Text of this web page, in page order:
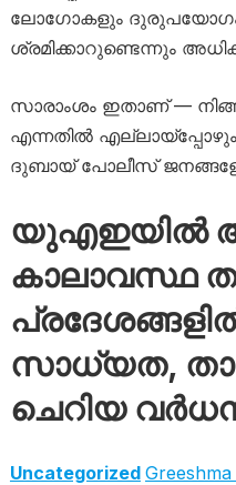
ലോഗോകളും ദുരുപയോഗം
ശ്രമിക്കാറുണ്ടെന്നും
സാരാംശം ഇതാണ് —
എന്നതിൽ എല്ലായ്പ്പോഴും
ദുബായ് പോലീസ് ജനങ്ങളോട്
യുഎഇയിൽ
കാലാവസ്ഥ
സാധ്യത,
ചെറിയ
Uncategorized